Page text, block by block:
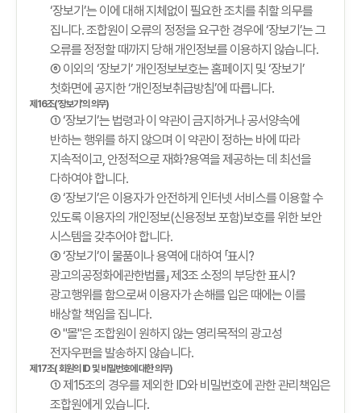
‘장보기’는 이에 대해 지체없이 필요한 조치를 취할 의무를
집니다. 조합원이 오류의 정정을 요구한 경우에 ‘장보기’는 그
오류를 정정할 때까지 당해 개인정보를 이용하지 않습니다.
⑥ 이외의 ‘장보기’ 개인정보보호는 홈페이지 및 ‘장보기’
첫화면에 공지한 ‘개인정보취급방침’에 따릅니다.
제16조(‘장보기’의 의무)
① ‘장보기’는 법령과 이 약관이 금지하거나 공서양속에
반하는 행위를 하지 않으며 이 약관이 정하는 바에 따라
지속적이고, 안정적으로 재화?용역을 제공하는 데 최선을
다하여야 합니다.
② ‘장보기’은 이용자가 안전하게 인터넷 서비스를 이용할 수
있도록 이용자의 개인정보(신용정보 포함)보호를 위한 보안
시스템을 갖추어야 합니다.
③ ‘장보기’이 물품이나 용역에 대하여 「표시?
광고의공정화에관한법률」 제3조 소정의 부당한 표시?
광고행위를 함으로써 이용자가 손해를 입은 때에는 이를
배상할 책임을 집니다.
④ "몰"은 조합원이 원하지 않는 영리목적의 광고성
전자우편을 발송하지 않습니다.
제17조( 회원의 ID 및 비밀번호에 대한 의무)
① 제15조의 경우를 제외한 ID와 비밀번호에 관한 관리책임은
조합원에게 있습니다.